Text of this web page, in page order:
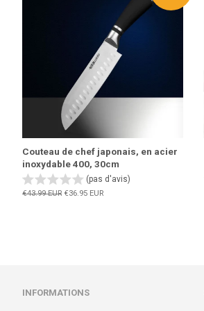
Couteau de chef japonais, en acier
inoxydable 400, 30cm
(pas d'avis)
Prix
€43.99 EUR Prix
€36.95 EUR
INFORMATIONS